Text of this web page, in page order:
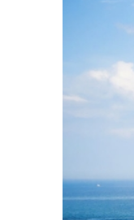
Mùa hè
xinh